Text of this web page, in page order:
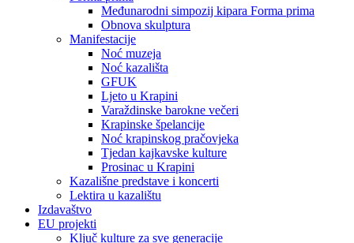
Međunarodni simpozij kipara Forma prima
Obnova skulptura
Manifestacije
Noć muzeja
Noć kazališta
GFUK
Ljeto u Krapini
Varaždinske barokne večeri
Krapinske špelancije
Noć krapinskog pračovjeka
Tjedan kajkavske kulture
Prosinac u Krapini
Kazališne predstave i koncerti
Lektira u kazalištu
Izdavaštvo
EU projekti
Ključ kulture za sve generacije